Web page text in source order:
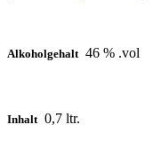
Alkoholgehalt 46 % .vol
Inhalt 0,7 ltr.